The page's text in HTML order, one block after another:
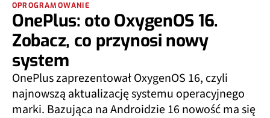
OPROGRAMOWANIE
OnePlus: oto OxygenOS 16.
Zobacz, co przynosi nowy
system
OnePlus zaprezentował OxygenOS 16, czyli
najnowszą aktualizację systemu operacyjnego
marki. Bazująca na Androidzie 16 nowość ma się